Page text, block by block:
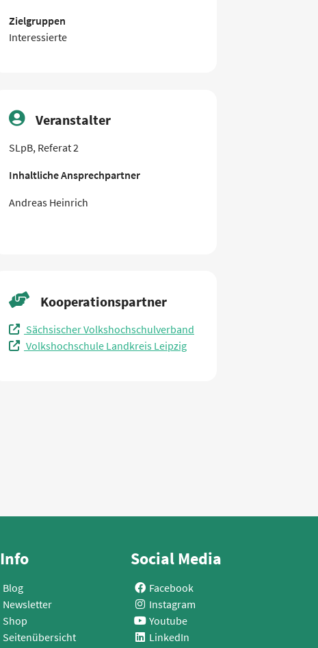
Zielgruppen
Interessierte
Veranstalter
SLpB, Referat 2
Inhaltliche Ansprechpartner
Andreas Heinrich
Kooperationspartner
Sächsischer Volkshochschulverband
Volkshochschule Landkreis Leipzig
Info
Blog
Newsletter
Shop
Seitenübersicht
Social Media
Facebook
Instagram
Youtube
LinkedIn